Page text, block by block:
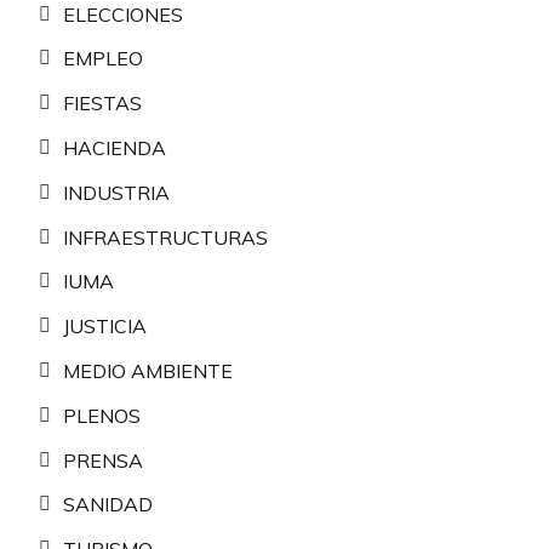
ELECCIONES
EMPLEO
FIESTAS
HACIENDA
INDUSTRIA
INFRAESTRUCTURAS
IUMA
JUSTICIA
MEDIO AMBIENTE
PLENOS
PRENSA
SANIDAD